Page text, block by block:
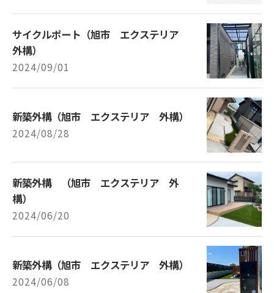
サイクルポート（旭市 エクステリア
外構）
2024/09/01
新築外構（旭市 エクステリア 外構）
2024/08/28
新築外構 （旭市 エクステリア 外
構）
2024/06/20
新築外構（旭市 エクステリア 外構）
2024/06/08